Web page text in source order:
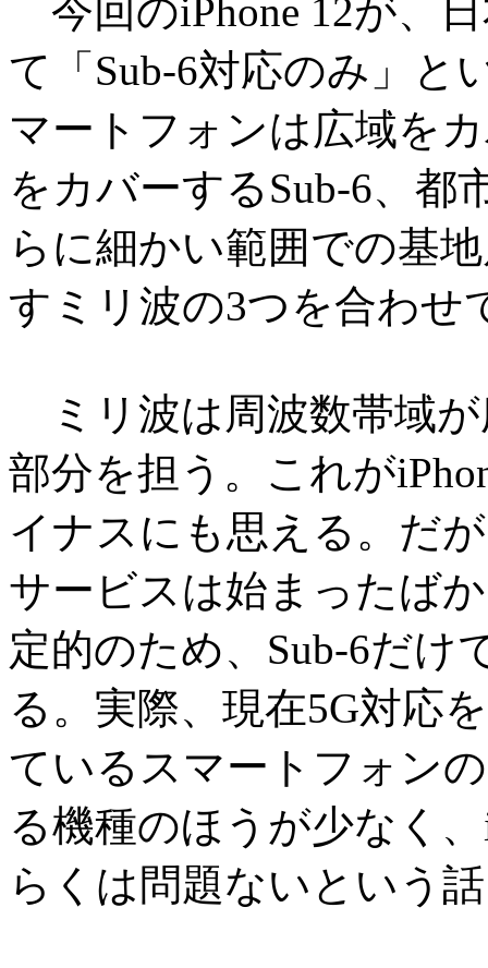
今回のiPhone 12が、
て「Sub-6対応のみ」と
マートフォンは広域を
をカバーするSub-6、都
らに細かい範囲での基
すミリ波の3つを合わせ
ミリ波は周波数帯域が
部分を担う。これが
イナスにも思える。だ
サービスは始まったば
定的のため、Sub-6だけ
る。実際、現在5G対応
ているスマートフォン
る機種のほうが少なく
らくは問題ないという